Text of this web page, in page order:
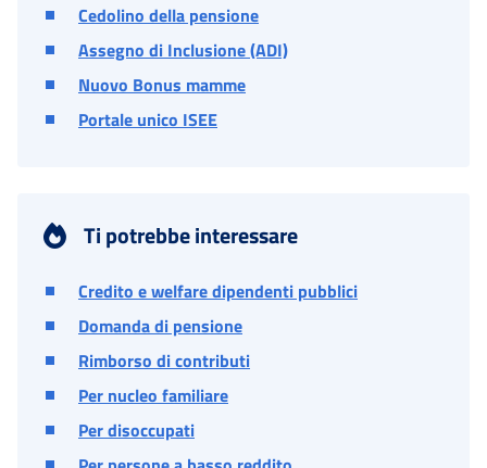
Cedolino della pensione
Assegno di Inclusione (ADI)
Nuovo Bonus mamme
Portale unico ISEE
Ti potrebbe interessare
Credito e welfare dipendenti pubblici
Domanda di pensione
Rimborso di contributi
Per nucleo familiare
Per disoccupati